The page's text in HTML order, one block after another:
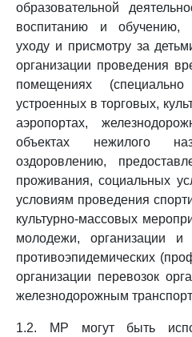
образовательной
воспитанию и обучению,
уходу и присмотру за
организации проведения
помещениях
устроенных в торговых,
аэропортах,
объектах нежилого
оздоровлению,
проживания, социальных
условиям проведения
культурно-массовых
молодежи, организации и
противоэпидемических
организации перевозок
железнодорожным
1.2. МР могут быть